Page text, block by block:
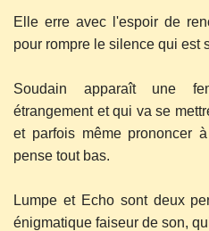
Elle erre avec l'espoir de
pour rompre le silence qui est
Soudain apparaît une
étrangement et qui va se
et parfois même prononcer
pense tout bas.
Lumpe et Echo sont deux
énigmatique faiseur de son,